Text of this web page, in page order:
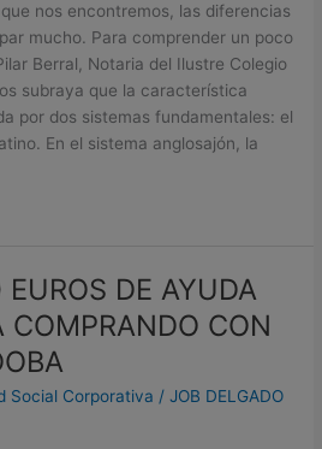
nos encontremos, las diferencias
mucho. Para comprender un poco
Berral, Notaria del Ilustre Colegio
subraya que la característica
por dos sistemas fundamentales: el
En el sistema anglosajón, la
DE AYUDA
COMPRANDO CON
Social Corporativa /JOB DELGADO